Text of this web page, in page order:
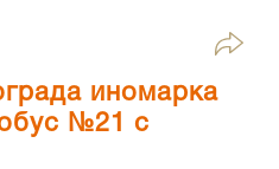
иномарка
№21 с